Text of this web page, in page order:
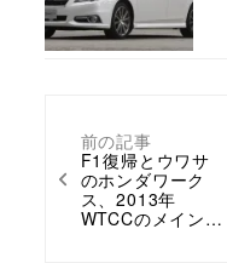
前の記事
F1復帰とウワサ
のホンダワーク
ス、2013年
WTCCのメイン…